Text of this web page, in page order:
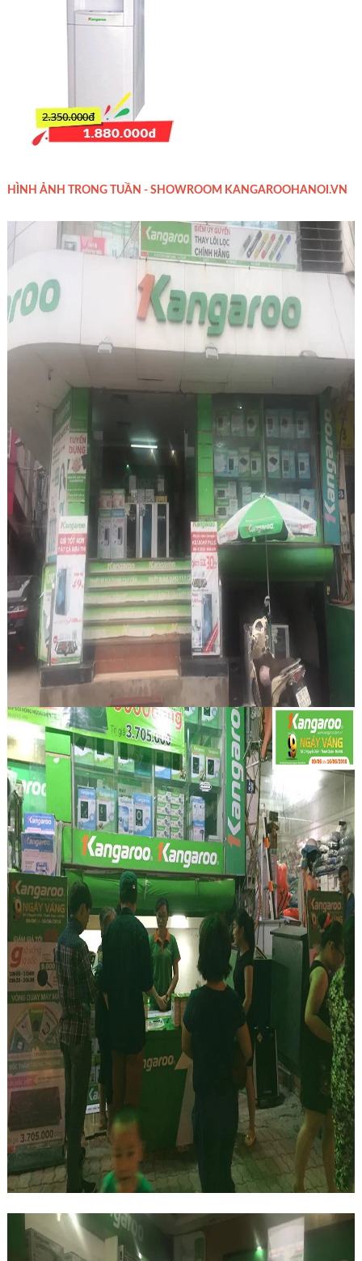
HÌNH ẢNH TRONG TUẦN - SHOWROOM KANGAROOHANOI.VN